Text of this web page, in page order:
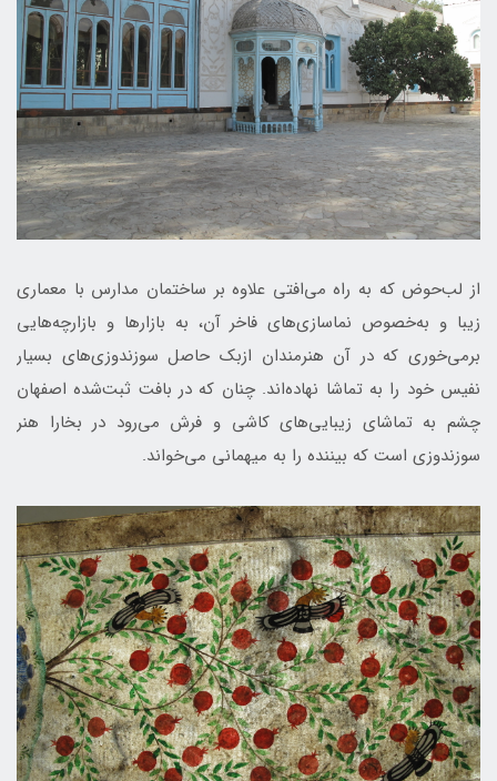
از لب‌حوض که به راه می‌افتی علاوه بر ساختمان مدارس با معماری
زیبا و به‌خصوص نماسازی‌های فاخر آن، به بازارها و بازارچه‌هایی
برمی‌خوری که در آن هنرمندان ازبک حاصل سوزندوزی‌های بسیار
نفیس خود را به تماشا نهاده‌اند. چنان که در بافت ثبت‌شده اصفهان
چشم به تماشای زیبایی‌های کاشی و فرش می‌رود در بخارا هنر
سوزندوزی است که بیننده را به میهمانی می‌خواند.